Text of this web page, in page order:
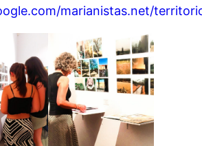
marianistas.net/